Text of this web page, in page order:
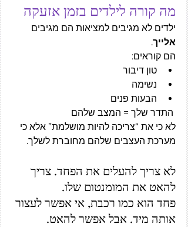
מה קורה לילדים בזמן אזעקה
ילדים לא מגיבים למציאות הם מגיבים
אלייך.
הם קוראים:
טון דיבור
נשימה
הבעות פנים
לא כי את “צריכה להיות מושלמת” אלא כי
מערכת העצבים שלהם מחוברת לשלך.
לא צריך להעלים את הפחד. צריך
להאט את המומנטום שלו.
פחד הוא כמו רכבת, אי אפשר לעצור
אותה מיד. אבל אפשר להאט.